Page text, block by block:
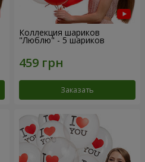
Коллекция шариков
"Люблю" - 5 шариков
Заказать